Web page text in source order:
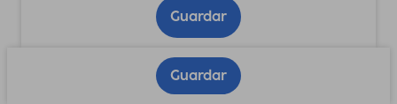
Guardar
Guardar